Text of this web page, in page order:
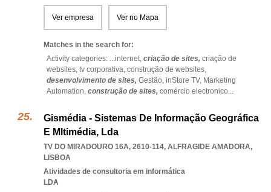
Ver empresa Ver no Mapa
Matches in the search for:
Activity categories: ...internet, criação de sites, criação de
websites, tv corporativa, construção de websites,
desenvolvimento de sites, Gestão, inStore TV, Marketing
Automation, construção de sites, comércio electronico...
Gismédia - Sistemas De Informação Geográfica
E Mltimédia, Lda
TV DO MIRADOURO 16A, 2610-114, ALFRAGIDE AMADORA,
LISBOA
Atividades de consultoria em informática
LDA